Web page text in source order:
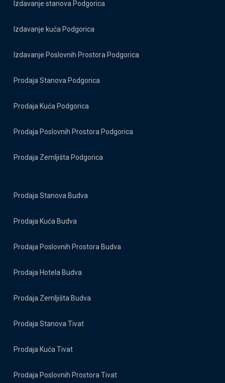
Izdavanje stanova Podgorica
Izdavanje kuća Podgorica
Izdavanje Poslovnih Prostora Podgorica
Prodaja Stanova Podgorica
Prodaja Kuća Podgorica
Prodaja Poslovnih Prostora Podgorica
Prodaja Zemljišta Podgorica
Prodaja Stanova Budva
Prodaja Kuća Budva
Prodaja Poslovnih Prostora Budva
Prodaja Hotela Budva
Prodaja Zemljišta Budva
Prodaja Stanova Tivat
Prodaja Kuća Tivat
Prodaja Poslovnih Prostora Tivat